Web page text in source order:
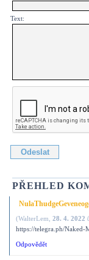
Text:
PŘEHLED
(WalterLem 28. 4. 2022
https://telegra.ph/
Odpovědět